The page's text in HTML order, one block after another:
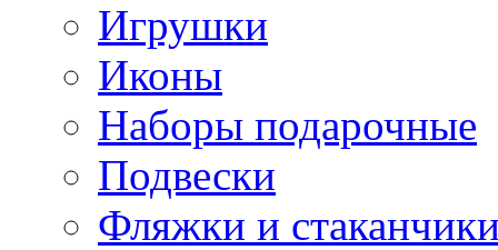
Игрушки
Иконы
Наборы подарочные
Подвески
Фляжки и